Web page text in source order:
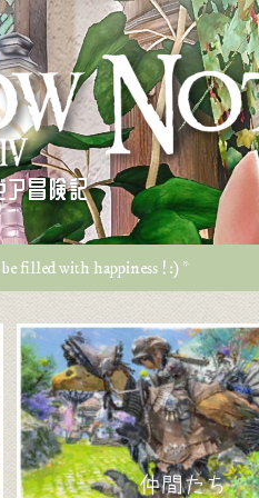
ア冒険記
filled with happiness ! :) *
仲間たち